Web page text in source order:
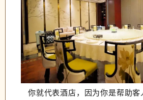
你就代表酒店，因为你是帮助